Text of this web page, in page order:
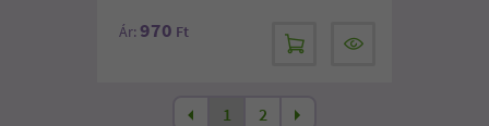
Ár: 970 Ft
1 2